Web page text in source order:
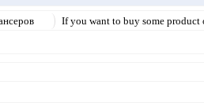
If you want to buy some product